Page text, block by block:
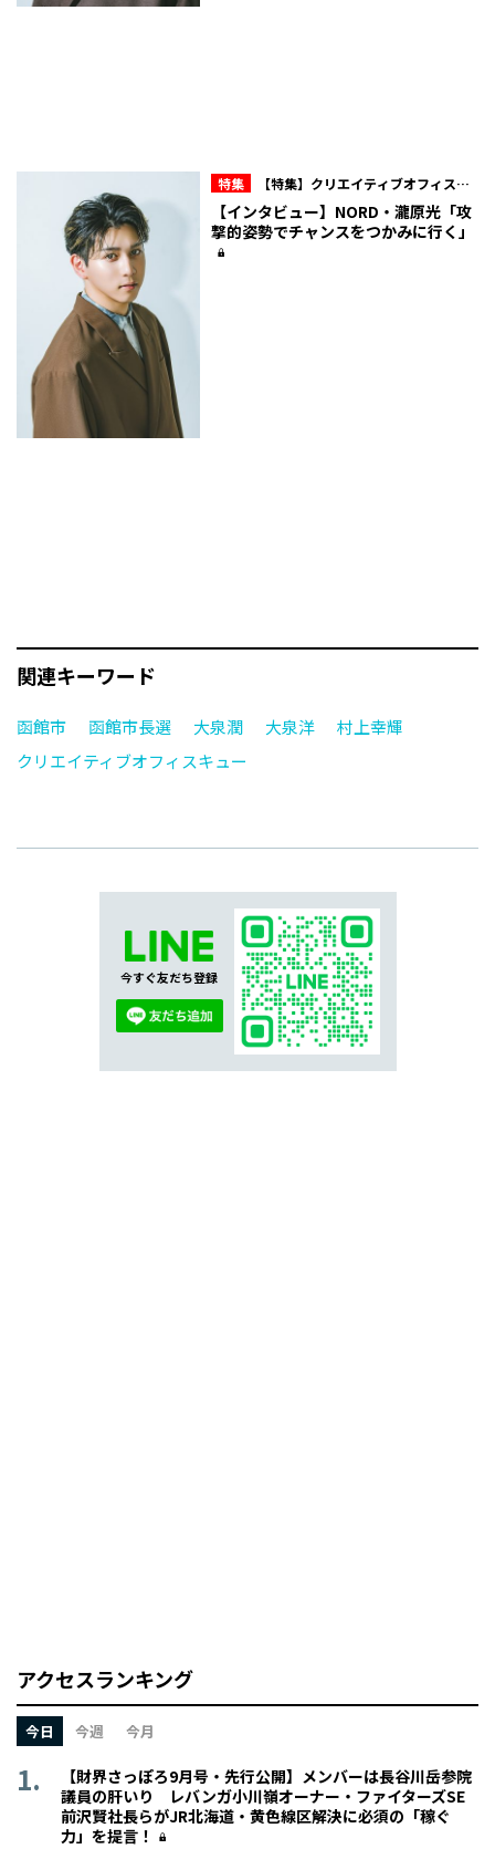
特集
【特集】クリエイティブオフィスキ
ュー所属・NORD 10周年の現在地
【インタビュー】NORD・瀧原光「攻
撃的姿勢でチャンスをつかみに行く」
関連キーワード
函館市 函館市長選 大泉潤 大泉洋
村上幸輝
クリエイティブオフィスキュー
今すぐ友だち登録
アクセスランキング
今日 今週 今月
【財界さっぽろ9月号・先行公開】メンバーは長谷川岳参院
議員の肝いり レバンガ小川嶺オーナー・ファイターズSE
前沢賢社長らがJR北海道・黄色線区解決に必須の「稼ぐ
力」を提言！